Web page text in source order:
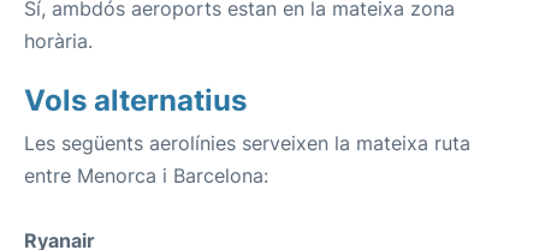
Sí, ambdós aeroports estan en la mateixa zona
horària.
Vols alternatius
Les següents aerolínies serveixen la mateixa ruta
entre Menorca i Barcelona:
Ryanair